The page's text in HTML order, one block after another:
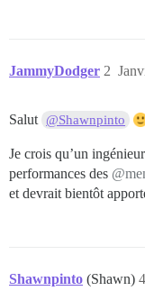
JammyDodger 2
Salut @Shawnpinto
Je crois qu’un
performances des
et devrait bientôt
Shawnpinto (Shawn) 4